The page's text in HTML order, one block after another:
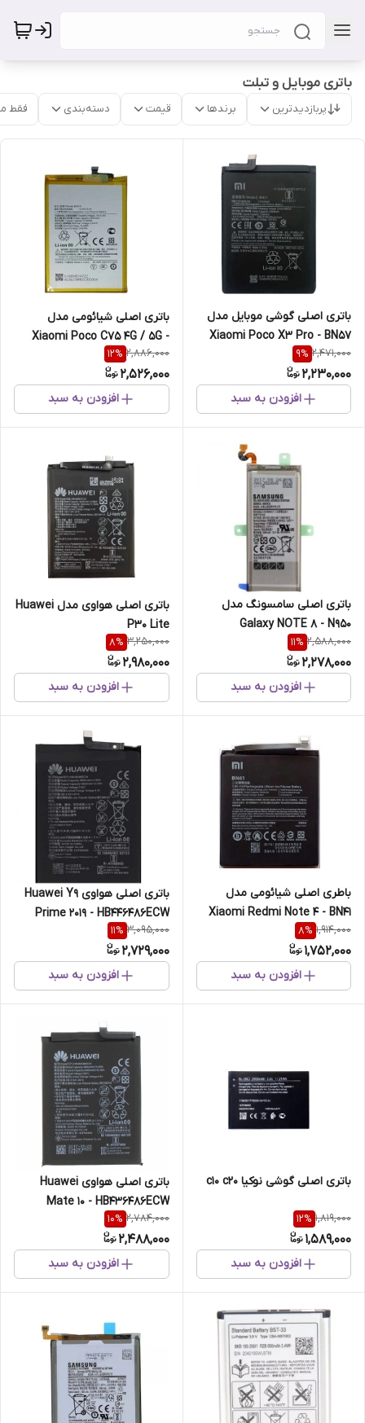
باتری موبایل و تبلت
پربازدیدترین برندها قیمت دسته‌بندی فقط
باتری اصلی گوشی موبایل مدل
Xiaomi Poco X3 Pro - BN57
2,471,000
9%
2,230,000
افزودن به سبد
باتری اصلی شیائومی مدل
Xiaomi Poco C75 4G / 5G -
BN5X
2,886,000
12%
2,526,000
افزودن به سبد
باتری اصلی سامسونگ مدل
Galaxy NOTE 8 - N950
2,588,000
11%
2,278,000
افزودن به سبد
باتری اصلی هواوی مدل Huawei
P30 Lite
3,250,000
8%
2,980,000
افزودن به سبد
باطری اصلی شیائومی مدل
Xiaomi Redmi Note 4 - BN41
1,914,000
8%
1,752,000
افزودن به سبد
باتری اصلی هواوی Huawei Y9
Prime 2019 - HB446486ECW
3,095,000
11%
2,729,000
افزودن به سبد
باتری اصلی گوشی نوکیا c10 c20
1,819,000
12%
1,589,000
افزودن به سبد
باتری اصلی هواوی Huawei
Mate 10 - HB436486ECW
2,784,000
10%
2,488,000
افزودن به سبد